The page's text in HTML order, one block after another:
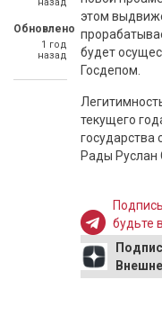
Обновлено
1 год
назад
этом
будет
Госдепом.
текущего
государства
Рады Руслан
будьте